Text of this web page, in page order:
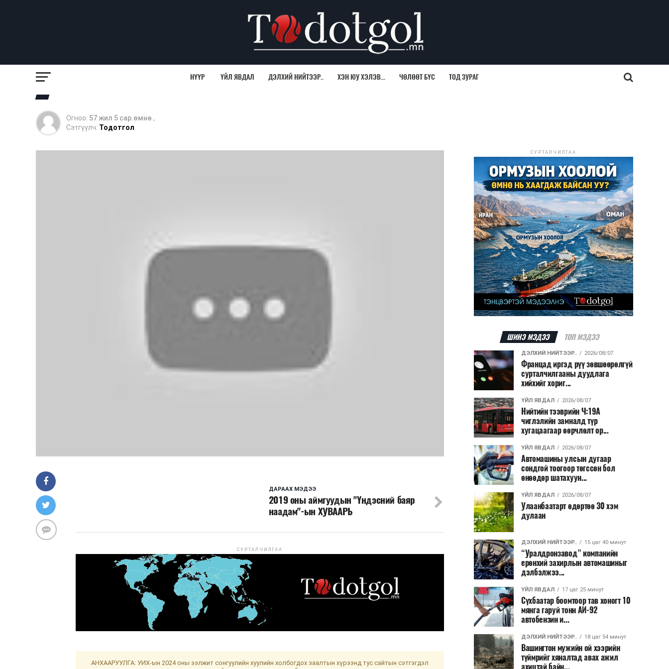
НҮҮР ҮЙЛ ЯВДАЛ ДЭЛХИЙ НИЙТЭЭР.. ХЭН ЮУ ХЭЛЭВ... ЧӨЛӨӨТ БҮС ТОД ЗУРАГ
Огноо: 57 жил 5 сар.өмнө ,
Сэтгүүлч: Тодотгол
ДАРААХ МЭДЭЭ
2019 оны аймгуудын "Үндэсний баяр
наадам"-ын ХУВААРЬ
СУРТАЛЧИЛГАА
АНХААРУУЛГА: УИХ-ын 2024 оны ээлжит сонгуулийн хуулийн холбогдох заалтын хүрээнд тус сайтын сэтгэгдэл
СУРТАЛЧИЛГАА
ШИНЭ МЭДЭЭ ТОП МЭДЭЭ
ДЭЛХИЙ НИЙТЭЭР.. 2026/08/07
Францад иргэд рүү зөвшөөрөлгүй
сурталчилгааны дуудлага
хийхийг хориг...
ҮЙЛ ЯВДАЛ 2026/08/07
Нийтийн тээврийн Ч:19А
чиглэлийн замналд түр
хугацаагаар өөрчлөлт ор...
ҮЙЛ ЯВДАЛ 2026/08/07
Автомашины улсын дугаар
сондгой тоогоор төгссөн бол
өнөөдөр шатахуун...
ҮЙЛ ЯВДАЛ 2026/08/07
Улаанбаатарт өдөртөө 30 хэм
дулаан
ДЭЛХИЙ НИЙТЭЭР.. 15 цаг 40 минут
“Уралдронзавод” компанийн
ерөнхий захирлын автомашиныг
дэлбэлжээ...
ҮЙЛ ЯВДАЛ 17 цаг 25 минут
Сүхбаатар боомтоор тав хоногт 10
мянга гаруй тонн АИ-92
автобензин и...
ДЭЛХИЙ НИЙТЭЭР.. 18 цаг 54 минут
Вашингтон мужийн ой хээрийн
түймрийг хяналтад авах ажил
ахицтай байн...